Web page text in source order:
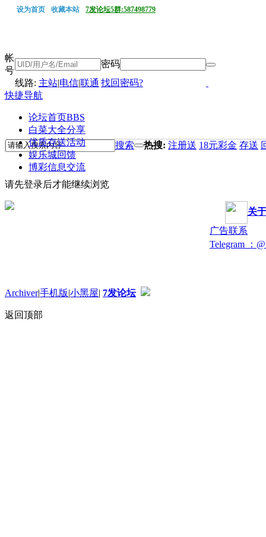
设为首页 收藏本站 7发论坛5群:587498779
帐
号
密码
线路: 主站|电信|联通 找回密码?
快捷导航
论坛首页BBS
白菜大全分享
优质存送活动
娱乐城回馈
博彩信息交流
搜索 热搜: 注册送 18元彩金 存送
请先登录后才能继续浏览
关
广告联系
Telegram ：
Archiver|手机版|小黑屋| 7发论坛
返回顶部